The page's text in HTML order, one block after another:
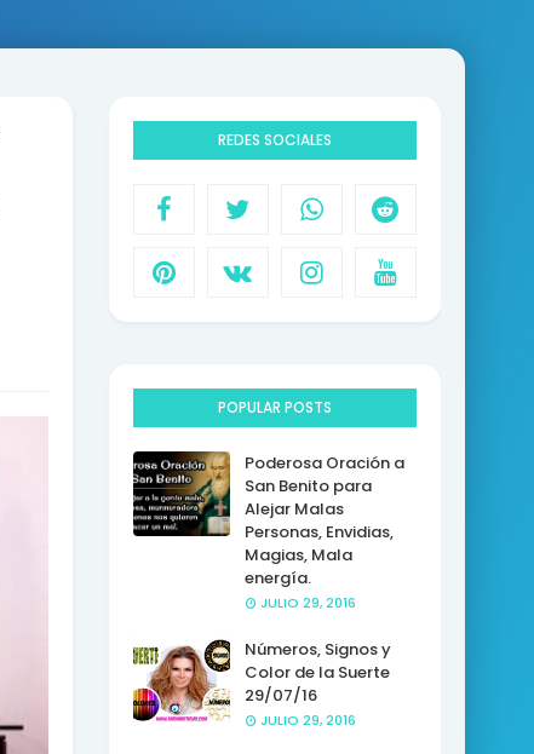
REDES SOCIALES
POPULAR POSTS
Poderosa Oración a
San Benito para
Alejar Malas
Personas, Envidias,
Magias, Mala
energía.
JULIO 29, 2016
Números, Signos y
Color de la Suerte
29/07/16
JULIO 29, 2016